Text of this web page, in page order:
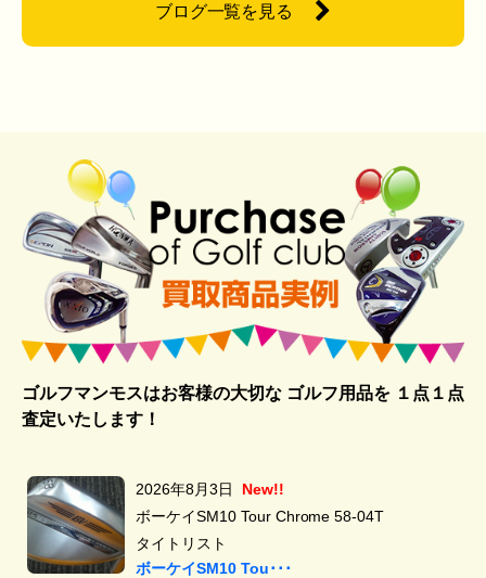
ブログ一覧を見る
ゴルフマンモスはお客様の大切な ゴルフ用品を１点１点
査定いたします！
2026年8月3日
New!!
ボーケイSM10 Tour Chrome 58-04T
タイトリスト
ボーケイSM10 Tou･･･